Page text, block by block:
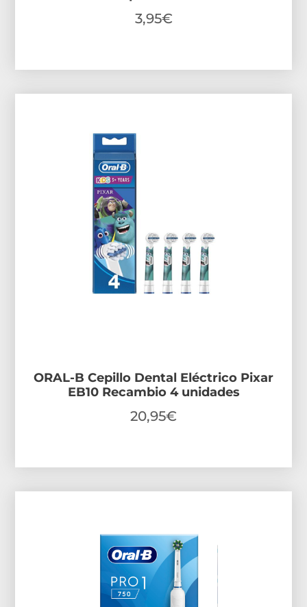
3,95€
ORAL-B Cepillo Dental Eléctrico Pixar
EB10 Recambio 4 unidades
20,95€